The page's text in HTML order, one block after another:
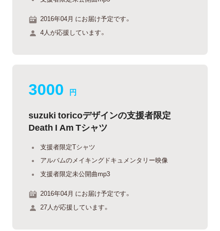
2016年04月 にお届け予定です。
4人が応援しています。
3000 円
suzuki toricoデザインの支援者限定
Death I Am Tシャツ
支援者限定Tシャツ
アルバムのメイキングドキュメンタリー映像
支援者限定未公開曲mp3
2016年04月 にお届け予定です。
27人が応援しています。